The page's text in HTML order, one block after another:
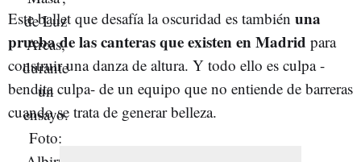
Este ballet que desafía la oscuridad es también una
prueba de las canteras que existen en Madrid para
construir una danza de altura. Y todo ello es culpa -
bendita culpa- de un equipo que no entiende de barreras
cuando se trata de generar belleza.